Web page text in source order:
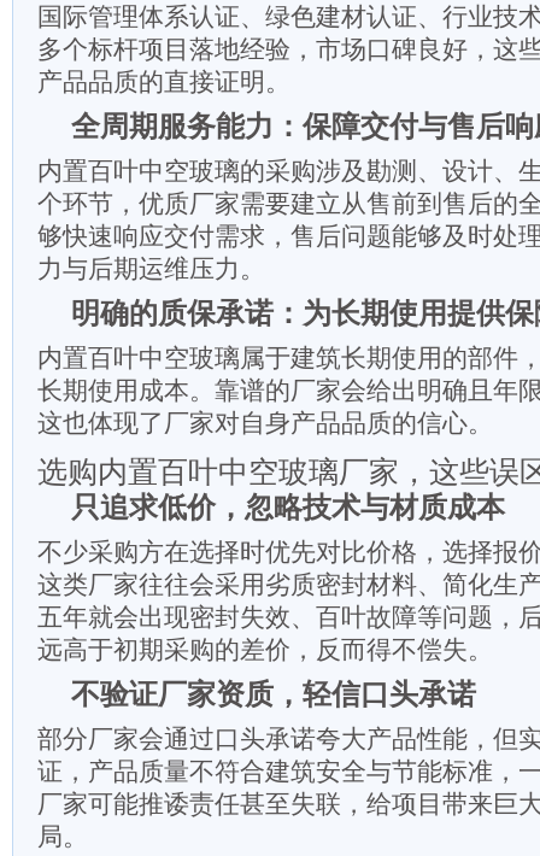
国际管理体系认证、绿色建材认证、行业技
多个标杆项目落地经验，市场口碑良好，这
产品品质的直接证明。
全周期服务能力：保障交付与售后
内置百叶中空玻璃的采购涉及勘测、设计、
个环节，优质厂家需要建立从售前到售后的
够快速响应交付需求，售后问题能够及时处
力与后期运维压力。
明确的质保承诺：为长期使用提供保
内置百叶中空玻璃属于建筑长期使用的部件
长期使用成本。靠谱的厂家会给出明确且年
这也体现了厂家对自身产品品质的信心。
选购内置百叶中空玻璃厂家，这些误
只追求低价，忽略技术与材质成本
不少采购方在选择时优先对比价格，选择报
这类厂家往往会采用劣质密封材料、简化生
五年就会出现密封失效、百叶故障等问题，
远高于初期采购的差价，反而得不偿失。
不验证厂家资质，轻信口头承诺
部分厂家会通过口头承诺夸大产品性能，但
证，产品质量不符合建筑安全与节能标准，
厂家可能推诿责任甚至失联，给项目带来巨
局。